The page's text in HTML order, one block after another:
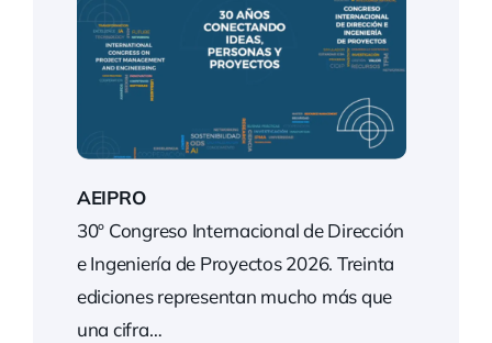
AEIPRO
30º Congreso Internacional de Dirección
e Ingeniería de Proyectos 2026. Treinta
ediciones representan mucho más que
una cifra…